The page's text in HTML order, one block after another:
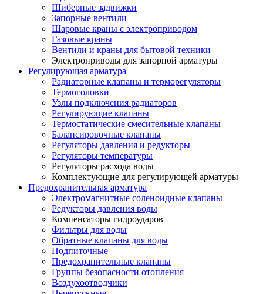
Шиберные задвижки
Запорные вентили
Шаровые краны с электроприводом
Газовые краны
Вентили и краны для бытовой техники
Электроприводы для запорной арматуры
Регулирующая арматура
Радиаторные клапаны и терморегуляторы
Термоголовки
Узлы подключения радиаторов
Регулирующие клапаны
Термостатические смесительные клапаны
Балансировочные клапаны
Регуляторы давления и редукторы
Регуляторы температуры
Регуляторы расхода воды
Комплектующие для регулирующей арматуры
Предохранительная арматура
Электромагнитные соленоидные клапаны
Редукторы давления воды
Компенсаторы гидроударов
Фильтры для воды
Обратные клапаны для воды
Подпиточные
Предохранительные клапаны
Группы безопасности отопления
Воздухоотводчики